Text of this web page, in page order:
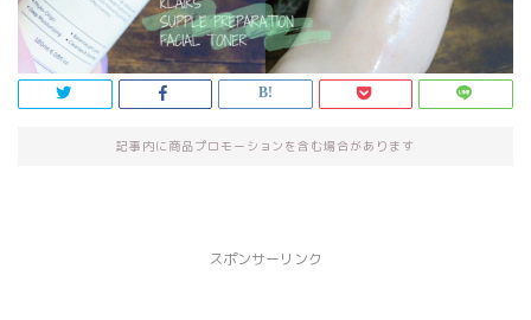
記事内に商品プロモーションを含む場合があります
スポンサーリンク